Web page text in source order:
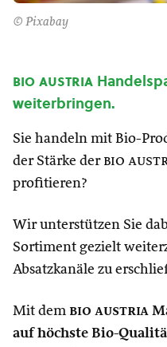
© Pixabay
bio austria
weiterbringen.
Sie handeln mit Bio-
der Stärke der bio
profitieren?
Wir unterstützen Sie
Sortiment gezielt
Absatzkanäle zu
Mit dem bio austria
auf höchste Bio-